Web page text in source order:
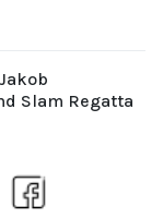
Slam Regatta